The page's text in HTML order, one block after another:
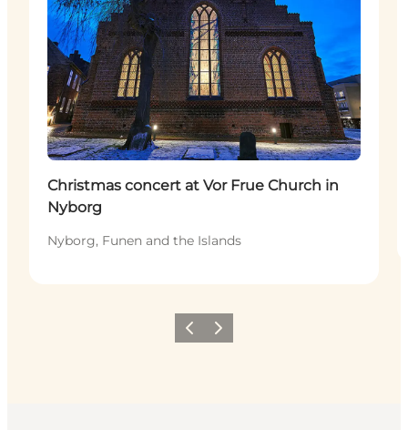
Christmas concert at Vor Frue Church in
Nyborg
Nyborg, Funen and the Islands
PrécédentSuivant